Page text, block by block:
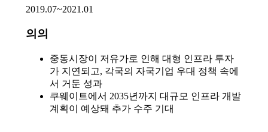
2019.07~2021.01
의의
중동시장이 저유가로 인해 대형 인프라 투자
가 지연되고, 각국의 자국기업 우대 정책 속에
서 거둔 성과
쿠웨이트에서 2035년까지 대규모 인프라 개발
계획이 예상돼 추가 수주 기대